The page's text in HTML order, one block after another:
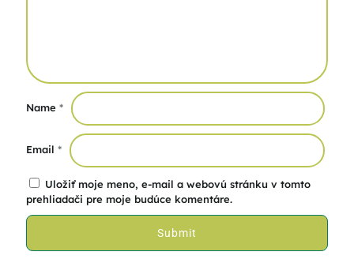
Name *
Email *
Uložiť moje meno, e-mail a webovú stránku v tomto
prehliadači pre moje budúce komentáre.